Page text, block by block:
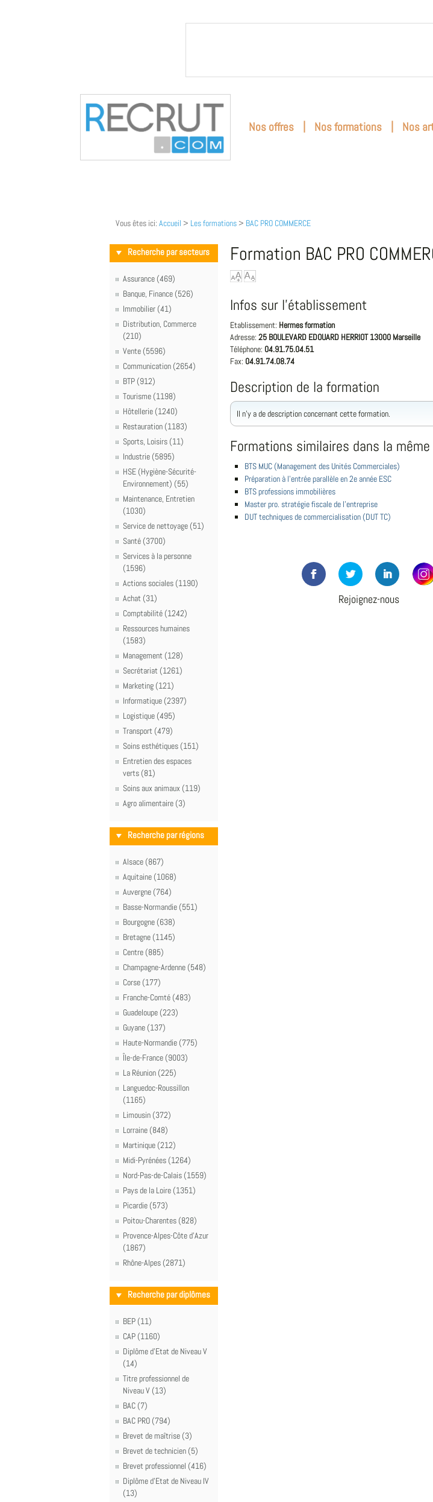
Nos offres | Nos formations | Nos
Vous êtes ici: Accueil > Les formations > BAC PRO COMMERCE
Recherche par secteurs
Assurance (469)
Banque, Finance (526)
Immobilier (41)
Distribution, Commerce
(210)
Vente (5596)
Communication (2654)
BTP (912)
Tourisme (1198)
Hôtellerie (1240)
Restauration (1183)
Sports, Loisirs (11)
Industrie (5895)
HSE (Hygiène-Sécurité-
Environnement) (55)
Maintenance, Entretien
(1030)
Service de nettoyage (51)
Santé (3700)
Services à la personne
(1596)
Actions sociales (1190)
Achat (31)
Comptabilité (1242)
Ressources humaines
(1583)
Management (128)
Secrétariat (1261)
Marketing (121)
Informatique (2397)
Logistique (495)
Transport (479)
Soins esthétiques (151)
Entretien des espaces
verts (81)
Soins aux animaux (119)
Agro alimentaire (3)
Recherche par régions
Alsace (867)
Aquitaine (1068)
Auvergne (764)
Basse-Normandie (551)
Bourgogne (638)
Bretagne (1145)
Centre (885)
Champagne-Ardenne (548)
Corse (177)
Franche-Comté (483)
Guadeloupe (223)
Guyane (137)
Haute-Normandie (775)
Île-de-France (9003)
La Réunion (225)
Languedoc-Roussillon
(1165)
Limousin (372)
Lorraine (848)
Martinique (212)
Midi-Pyrénées (1264)
Nord-Pas-de-Calais (1559)
Pays de la Loire (1351)
Picardie (573)
Poitou-Charentes (828)
Provence-Alpes-Côte d'Azur
(1867)
Rhône-Alpes (2871)
Recherche par diplômes
BEP (11)
CAP (1160)
Diplôme d'Etat de Niveau V
(14)
Titre professionnel de
Niveau V (13)
BAC (7)
BAC PRO (794)
Brevet de maîtrise (3)
Brevet de technicien (5)
Brevet professionnel (416)
Diplôme d'Etat de Niveau IV
(13)
Formation BAC PRO
Infos sur l'établissement
Etablissement: Hermes formation
Adresse: 25 BOULEVARD EDOUARD HERRIOT 13000 Marseille
Téléphone: 04.91.75.04.51
Fax: 04.91.74.08.74
Description de la formation
Il n'y a de description concernant cette formation.
Formations similaires dans la
BTS MUC (Management des Unités Commerciales)
Préparation à l'entrée parallèle en 2e année ESC
BTS professions immobilières
Master pro. stratégie fiscale de l'entreprise
DUT techniques de commercialisation (DUT TC)
Rejoignez-nous